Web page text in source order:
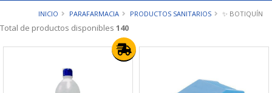
INICIO PARAFARMACIA PRODUCTOS SANITARIOS ✨ BOTIQUÍN
Total de productos disponibles 140